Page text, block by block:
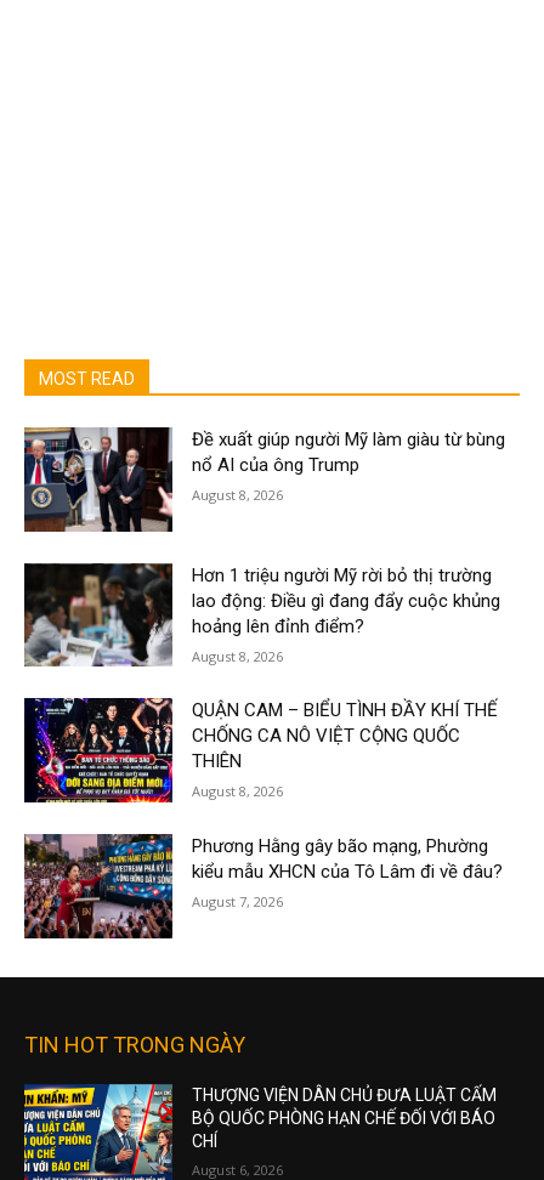
MOST READ
Đề xuất giúp người Mỹ làm giàu từ bùng
nổ AI của ông Trump
August 8, 2026
Hơn 1 triệu người Mỹ rời bỏ thị trường
lao động: Điều gì đang đẩy cuộc khủng
hoảng lên đỉnh điểm?
August 8, 2026
QUẬN CAM – BIỂU TÌNH ĐẦY KHÍ THẾ
CHỐNG CA NÔ VIỆT CỘNG QUỐC
THIÊN
August 8, 2026
Phương Hằng gây bão mạng, Phường
kiểu mẫu XHCN của Tô Lâm đi về đâu?
August 7, 2026
TIN HOT TRONG NGÀY
THƯỢNG VIỆN DÂN CHỦ ĐƯA LUẬT CẤM
BỘ QUỐC PHÒNG HẠN CHẾ ĐỐI VỚI BÁO
CHÍ
August 6, 2026